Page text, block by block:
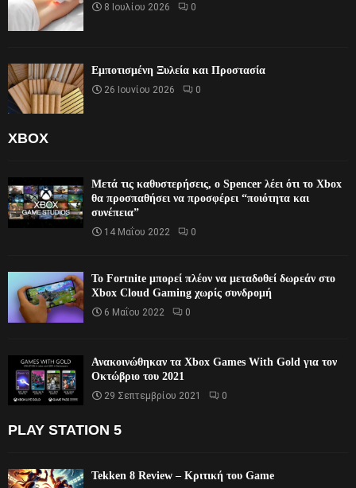
8 Ιουλίου 2026 0
Εμποτισμένη Ξυλεία και Προστασία
26 Ιουνίου 2026 0
XBOX
Μετά τις καθυστερήσεις, ο Spencer λέει ότι το Xbox
θα προσπαθήσει να προσφέρει “ποιότητα και
συνέπεια”
14 Μαΐου 2022 0
Το Fortnite μπορεί πλέον να μεταδοθεί δωρεάν στο
Xbox Cloud Gaming χωρίς συνδρομή
6 Μαΐου 2022 0
Ανακοινώθηκαν τα Xbox Games With Gold για τον
Οκτώβριο του 2021
29 Σεπτεμβρίου 2021 0
PLAY STATION 5
Tekken 8 Review – Κριτική του Game